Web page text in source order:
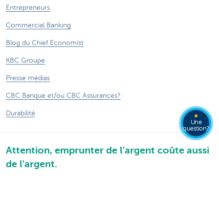
Entrepreneurs
Commercial Banking
Blog du Chief Economist
KBC Groupe
Presse médias
CBC Banque et/ou CBC Assurances?
Durabilité
Attention, emprunter de l'argent coûte aussi
de l'argent.
Une
question?